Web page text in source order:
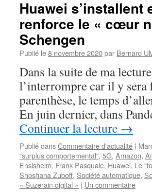
Huawei s’installent
renforce le « cœur
Schengen
Publié le8 novembre 2020par Bernard
Dans la suite de ma
l’interrompre car il y sera
parenthèse, le temps
En juin dernier, dans
Continuer la lecture →
Publié dansCommentaire d'actualité |
"surplus comportemental", 5G, Amazon,
Ensisheim, Frank Pasquale, Huawei, Le
Shoshana Zuboff, Société automatique,
« Suzerain digital » | Un commentaire